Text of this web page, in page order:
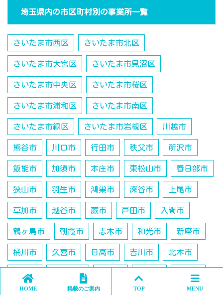
埼玉県内の市区町村別の事業所一覧
さいたま市西区 さいたま市北区
さいたま市大宮区 さいたま市見沼区
さいたま市中央区 さいたま市桜区
さいたま市浦和区 さいたま市南区
さいたま市緑区 さいたま市岩槻区 川越市
熊谷市 川口市 行田市 秩父市 所沢市
飯能市 加須市 本庄市 東松山市 春日部市
狭山市 羽生市 鴻巣市 深谷市 上尾市
草加市 越谷市 蕨市 戸田市 入間市
鶴ヶ島市 朝霞市 志木市 和光市 新座市
桶川市 久喜市 日高市 吉川市 北本市
八潮市 富士見市 坂戸市
HOME 掲載のご案内 TOP MENU